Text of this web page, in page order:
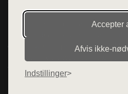
Accepter
Afvis
Indstillinger
Denne side er en del af want.dk,
hjemmesider med præsentation af
diverse webshops. Der sælges
varerne på lager.